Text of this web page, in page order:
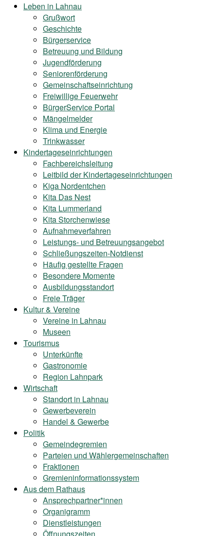
Leben in Lahnau
Grußwort
Geschichte
Bürgerservice
Betreuung und Bildung
Jugendförderung
Seniorenförderung
Gemeinschaftseinrichtung
Freiwillige Feuerwehr
BürgerService Portal
Mängelmelder
Klima und Energie
Trinkwasser
Kindertageseinrichtungen
Fachbereichsleitung
Leitbild der Kindertageseinrichtungen
Kiga Nordentchen
Kita Das Nest
Kita Lummerland
Kita Storchenwiese
Aufnahmeverfahren
Leistungs- und Betreuungsangebot
Schließungszeiten-Notdienst
Häufig gestellte Fragen
Besondere Momente
Ausbildungsstandort
Freie Träger
Kultur & Vereine
Vereine in Lahnau
Museen
Tourismus
Unterkünfte
Gastronomie
Region Lahnpark
Wirtschaft
Standort in Lahnau
Gewerbeverein
Handel & Gewerbe
Politik
Gemeindegremien
Parteien und Wählergemeinschaften
Fraktionen
Gremieninformationssystem
Aus dem Rathaus
Ansprechpartner*innen
Organigramm
Dienstleistungen